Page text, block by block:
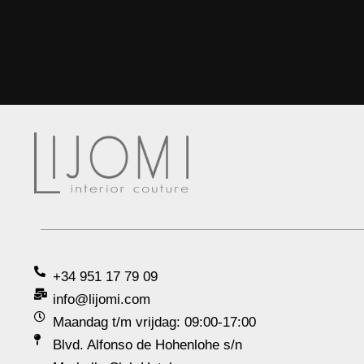
+34 951 17 79 09
info@lijomi.com
Maandag t/m vrijdag: 09:00-17:00
Blvd. Alfonso de Hohenlohe s/n